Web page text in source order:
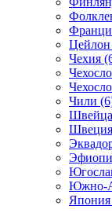
Цейлон
Чехия
Чили
Южно-
Япония